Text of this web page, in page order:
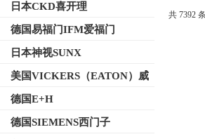
日本CKD喜开理
德国易福门IFM爱福门
日本神视SUNX
美国VICKERS（EATON）威
格士
德国E+H
德国SIEMENS西门子
共 7392 条